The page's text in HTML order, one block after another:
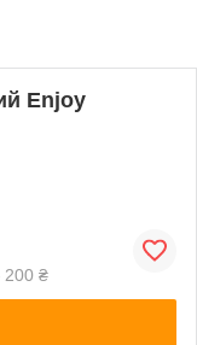
Enjoy
200 ₴